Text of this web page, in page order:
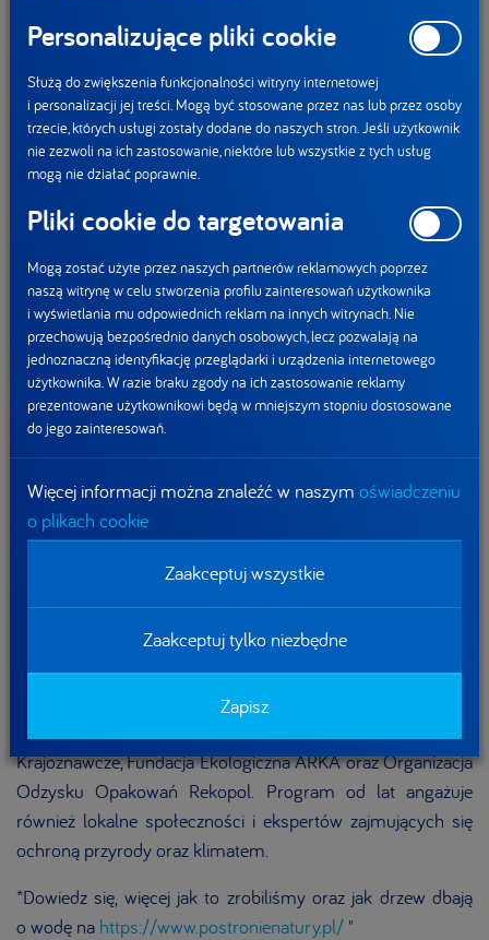
programu oraz przedstawiciele władz samorządowych.
O programie „Po Stronie Natury”
„Po Stronie Natury” to program środowiskowy realizowany
przez Żywiec Zdrój we współpracy z Lasami Państwowymi.
przebudowy terenów leśnych oraz edukacji ekologicznej.
milionów drzew*.
Idea programu „Po Stronie Natury” zrodziła się w 2008
roku w Beskidzie Żywieckim, regionie, z którego wywodzi się
marka Żywiec Zdrój. Program powstał jako odpowiedź na
realną potrzebę rewitalizacji terenów Żywiecczyzny
Z czasem inicjatywa rozwinęła się w szeroki program
działań na rzecz środowiska, obejmujący nie tylko
przebudowę terenów leśnych, ale także edukację
ekologiczną, ochronę zasobów wodnych oraz działania
środowisko naturalne.
Partnerami programu są przedstawiciele różnych sektorów:
publicznego, pozarządowego i biznesowego, w tym m.in.
Krajoznawcze, Fundacja Ekologiczna ARKA oraz Organizacja
Odzysku Opakowań Rekopol. Program od lat angażuje
również lokalne społeczności i ekspertów zajmujących się
ochroną przyrody oraz klimatem.
*Dowiedz się, więcej jak to zrobiliśmy oraz jak drzew dbają
o wodę na https://www.postronienatury.pl/ "
Personalizujące pliki cookie
Służą do zwiększenia funkcjonalności witryny internetowej
i personalizacji jej treści. Mogą być stosowane przez nas lub przez osoby
trzecie, których usługi zostały dodane do naszych stron. Jeśli użytkownik
nie zezwoli na ich zastosowanie, niektóre lub wszystkie z tych usług
mogą nie działać poprawnie.
Pliki cookie do targetowania
Mogą zostać użyte przez naszych partnerów reklamowych poprzez
naszą witrynę w celu stworzenia profilu zainteresowań użytkownika
i wyświetlania mu odpowiednich reklam na innych witrynach. Nie
przechowują bezpośrednio danych osobowych, lecz pozwalają na
jednoznaczną identyfikację przeglądarki i urządzenia internetowego
użytkownika. W razie braku zgody na ich zastosowanie reklamy
prezentowane użytkownikowi będą w mniejszym stopniu dostosowane
do jego zainteresowań.
Więcej informacji można znaleźć w naszym oświadczeniu
o plikach cookie
Zaakceptuj wszystkie
Zaakceptuj tylko niezbędne
Zapisz